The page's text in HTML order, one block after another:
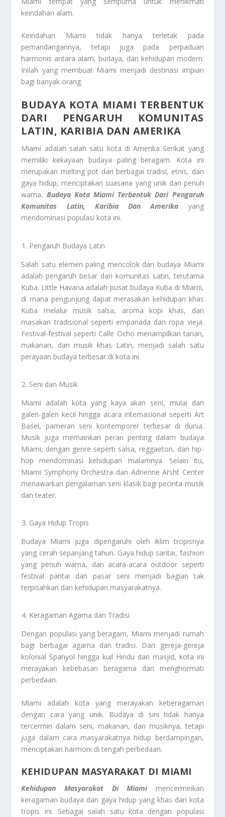
keindahan alam.
Keindahan Miami tidak hanya terletak pada
pemandangannya, tetapi juga pada perpaduan
harmonis antara alam, budaya, dan kehidupan modern.
Inilah yang membuat Miami menjadi destinasi impian
bagi banyak orang.
BUDAYA KOTA MIAMI TERBENTUK
DARI PENGARUH KOMUNITAS
LATIN, KARIBIA DAN AMERIKA
Miami adalah salah satu kota di Amerika Serikat yang
memiliki kekayaan budaya paling beragam. Kota ini
merupakan melting pot dari berbagai tradisi, etnis, dan
gaya hidup, menciptakan suasana yang unik dan penuh
warna. Budaya Kota Miami Terbentuk Dari Pengaruh
Komunitas Latin, KaribiaDan Amerika yang
mendominasi populasi kota ini.
Pengaruh Budaya Latin
Salah satu elemen paling mencolok dari budaya Miami
adalah pengaruh besar dari komunitas Latin, terutama
Kuba. Little Havana adalah pusat budaya Kuba di Miami,
di mana pengunjung dapat merasakan kehidupan khas
Kuba melalui musik salsa, aroma kopi khas, dan
masakan tradisional seperti empanada dan ropa vieja.
Festival-festival seperti Calle Ocho menampilkan tarian,
makanan, dan musik khas Latin, menjadi salah satu
perayaan budaya terbesar di kota ini.
Seni dan Musik
Miami adalah kota yang kaya akan seni, mulai dari
galeri-galeri kecil hingga acara internasional seperti Art
Basel, pameran seni kontemporer terbesar di dunia.
Musik juga memainkan peran penting dalam budaya
Miami, dengan genre seperti salsa, reggaeton, dan hip-
hop mendominasi kehidupan malamnya. Selain itu,
Miami Symphony Orchestra dan Adrienne Arsht Center
menawarkan pengalaman seni klasik bagi pecinta musik
dan teater.
Gaya Hidup Tropis
Budaya Miami juga dipengaruhi oleh iklim tropisnya
yang cerah sepanjang tahun. Gaya hidup santai, fashion
yang penuh warna, dan acara-acara outdoor seperti
festival pantai dan pasar seni menjadi bagian tak
terpisahkan dari kehidupan masyarakatnya.
Keragaman Agama dan Tradisi
Dengan populasi yang beragam, Miami menjadi rumah
bagi berbagai agama dan tradisi. Dari gereja-gereja
kolonial Spanyol hingga kuil Hindu dan masjid, kota ini
merayakan kebebasan beragama dan menghormati
perbedaan.
Miami adalah kota yang merayakan keberagaman
dengan cara yang unik. Budaya di sini tidak hanya
tercermin dalam seni, makanan, dan musiknya, tetapi
juga dalam cara masyarakatnya hidup berdampingan,
menciptakan harmoni di tengah perbedaan.
KEHIDUPAN MASYARAKAT DI MIAMI
Kehidupan Masyarakat Di Miamimencerminkan
keragaman budaya dan gaya hidup yang khas dari kota
tropis ini. Sebagai salah satu kota dengan populasi